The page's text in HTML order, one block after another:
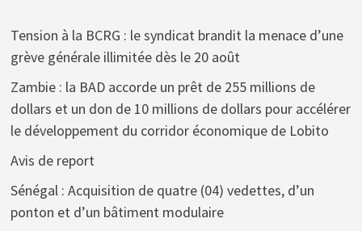
Tension à la BCRG : le syndicat brandit la menace d’une
grève générale illimitée dès le 20 août
Zambie : la BAD accorde un prêt de 255 millions de
dollars et un don de 10 millions de dollars pour accélérer
le développement du corridor économique de Lobito
Avis de report
Sénégal : Acquisition de quatre (04) vedettes, d’un
ponton et d’un bâtiment modulaire